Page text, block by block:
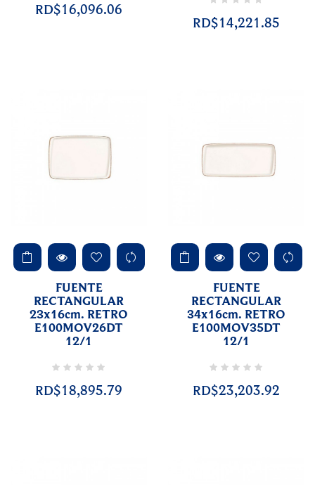
RD$16,096.06
RD$14,221.85
FUENTE
RECTANGULAR
23x16cm. RETRO
E100MOV26DT
12/1
RD$18,895.79
FUENTE
RECTANGULAR
34x16cm. RETRO
E100MOV35DT
12/1
RD$23,203.92